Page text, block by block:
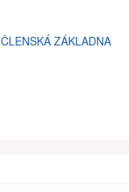
ČLENSKÁ ZÁKLADNA